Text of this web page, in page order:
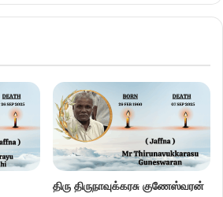
திரு திருநாவுக்கரசு குணேஸ்வரன்